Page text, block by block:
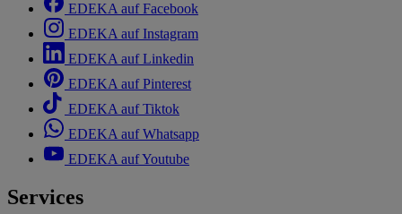
EDEKA auf Facebook
EDEKA auf Instagram
EDEKA auf Linkedin
EDEKA auf Pinterest
EDEKA auf Tiktok
EDEKA auf Whatsapp
EDEKA auf Youtube
Services